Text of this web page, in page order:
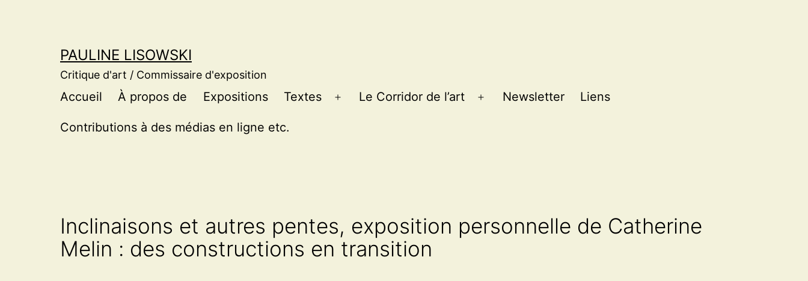
PAULINE LISOWSKI
Critique d'art / Commissaire d'exposition
Accueil À propos de Expositions Textes
Ouvrir
Le Corridor de l’art
Ouvrir
Newsletter Liens
Contributions à des médias en ligne etc.
Inclinaisons et autres pentes, exposition personnelle de Catherine
Melin : des constructions en transition